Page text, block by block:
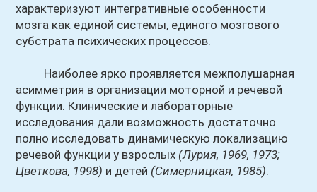
характеризуют интегративные особенности
мозга как единой системы, единого мозгового
субстрата психических процессов.
Наиболее ярко проявляется межполушарная
асимметрия в организации моторной и речевой
функции. Клинические илабораторные
исследования дали возможность достаточно
полно исследовать динамическую локализацию
речевой функции у взрослых (Лурия, 1969, 1973;
Цветкова, 1998) и детей (Симерницкая, 1985).